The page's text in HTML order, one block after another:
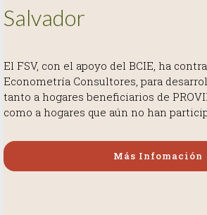
Salvador
El FSV, con el apoyo del BCIE, ha
Econometría Consultores, para
tanto a hogares beneficiarios de
como a hogares que aún no han
Más Infomación